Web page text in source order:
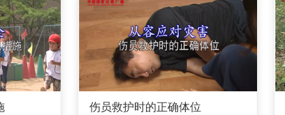
伤员救护时的正确体位